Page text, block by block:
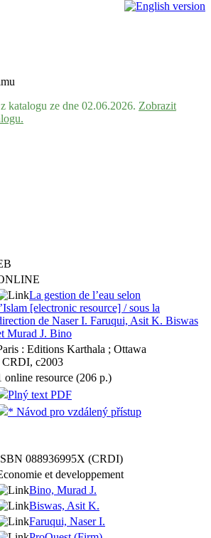
katalogu ze dne 02.06.2026. Zobrazit
La gestion de l’eau selon
[electronic resource] / sous la
de Naser I. Faruqui, Asit K. Biswas
Murad J. Bino
: Editions Karthala ; Ottawa
CRDI, c2003
online resource (206 p.)
Plný text PDF
* Návod pro vzdálený přístup
088936995X (CRDI)
et developpement
Bino, Murad J.
Biswas, Asit K.
Faruqui, Naser I.